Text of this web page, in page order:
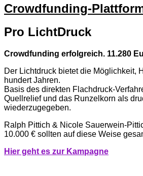
Crowdfunding-
Pro LichtDruck
Crowdfunding erfolgreich. 11.280
Der Lichtdruck bietet die Möglichkeit,
hundert Jahren.
Basis des direkten Flachdruck-
Quellrelief und das Runzelkorn als
wiederzugegeben.
Ralph Pittich & Nicole Sauerwein-
10.000 € sollten auf diese Weise
Hier geht es zur Kampagne